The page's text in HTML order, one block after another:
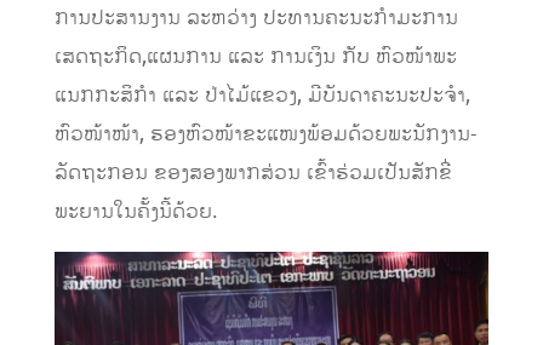
ການປະສານງານ ລະຫວ່າງ ປະທານຄະນະກຳມະການ
ເສດຖະກິດ,ແຜນການ ແລະ ການເງິນ ກັບ ຫົວໜ້າພະ
ແນກກະສິກໍາ ແລະ ປ່າໄມ້ແຂວງ, ມີບັນດາຄະນະປະຈໍາ,
ຫົວໜ້າໜ້າ, ຮອງຫົວໜ້າຂະແໜງພ້ອມດ້ວຍພະນັກງານ-
ລັດຖະກອນ ຂອງສອງພາກສ່ວນ ເຂົ້າຮ່ວມເປັນສັກຂີ່
ພະຍານໃນຄັ້ງນີ້ດ້ວຍ.